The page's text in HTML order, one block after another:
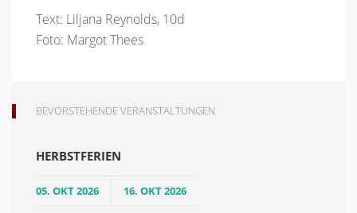
Text: Liljana Reynolds, 10d
Foto: Margot Thees
BEVORSTEHENDE VERANSTALTUNGEN
HERBSTFERIEN
05. OKT 2026 16. OKT 2026